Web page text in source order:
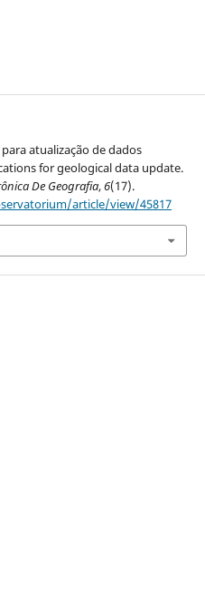
atualização de dados
for geological data update.
De Geografia,6(17).
article/view/45817